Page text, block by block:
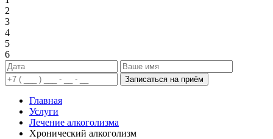
2
3
4
5
6
Записаться на приём
Главная
Услуги
Лечение алкоголизма
Хронический алкоголизм